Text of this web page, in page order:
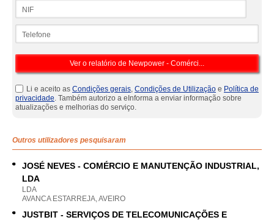
Li e aceito as Condições gerais, Condições de Utilização e Política de
privacidade. Também autorizo a eInforma a enviar informação sobre
atualizações e melhorias do serviço.
Outros utilizadores pesquisaram
JOSÉ NEVES - COMÉRCIO E MANUTENÇÃO INDUSTRIAL,
LDA
LDA
AVANCA ESTARREJA, AVEIRO
JUSTBIT - SERVIÇOS DE TELECOMUNICAÇÕES E